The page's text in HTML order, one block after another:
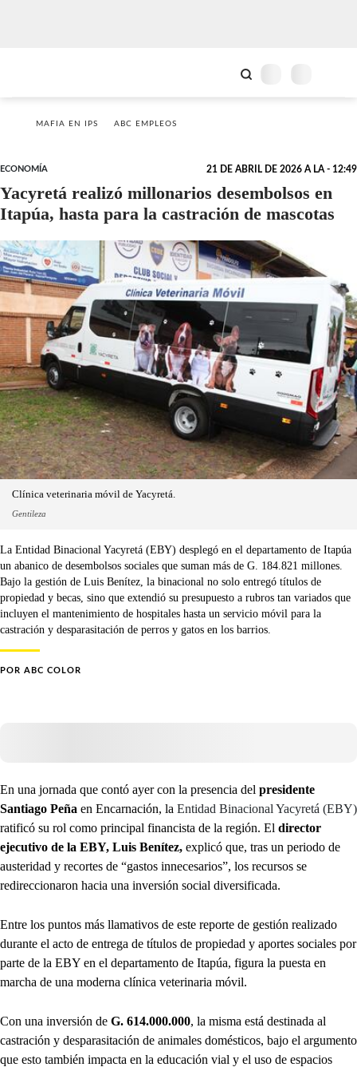
MAFIA EN IPS ABC EMPLEOS
ECONOMÍA 21 DE ABRIL DE 2026 A LA - 12:49
Yacyretá realizó millonarios desembolsos en
Itapúa, hasta para la castración de mascotas
Clínica veterinaria móvil de Yacyretá.
Gentileza
La Entidad Binacional Yacyretá (EBY) desplegó en el departamento de Itapúa
un abanico de desembolsos sociales que suman más de G. 184.821 millones.
Bajo la gestión de Luis Benítez, la binacional no solo entregó títulos de
propiedad y becas, sino que extendió su presupuesto a rubros tan variados que
incluyen el mantenimiento de hospitales hasta un servicio móvil para la
castración y desparasitación de perros y gatos en los barrios.
POR ABC COLOR
En una jornada que contó ayer con la presencia del presidente
Santiago Peña en Encarnación, la Entidad Binacional Yacyretá (EBY)
ratificó su rol como principal financista de la región. El director
ejecutivo de la EBY, Luis Benítez, explicó que, tras un periodo de
austeridad y recortes de “gastos innecesarios”, los recursos se
redireccionaron hacia una inversión social diversificada.
Entre los puntos más llamativos de este reporte de gestión realizado
durante el acto de entrega de títulos de propiedad y aportes sociales por
parte de la EBY en el departamento de Itapúa, figura la puesta en
marcha de una moderna clínica veterinaria móvil.
Con una inversión de G. 614.000.000, la misma está destinada al
castración y desparasitación de animales domésticos, bajo el argumento
que esto también impacta en la educación vial y el uso de espacios